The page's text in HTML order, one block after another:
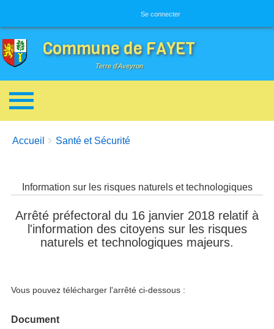
Se connecter
Commune de FAYET
Terre d'Aveyron
Breadcrumbs
You are here:
Accueil Santé et Sécurité
Information sur les risques naturels et technologiques
Arrêté préfectoral du 16 janvier 2018 relatif à
l'information des citoyens sur les risques
naturels et technologiques majeurs.
Vous pouvez télécharger l'arrêté ci-dessous :
Document